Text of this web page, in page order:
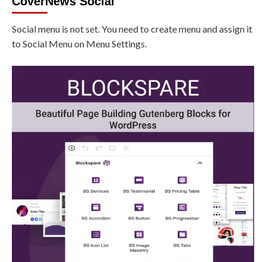
Social menu is not set. You need to create menu and assign it
to Social Menu on Menu Settings.